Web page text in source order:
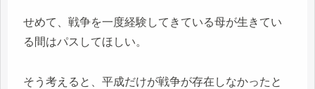
せめて、戦争を一度経験してきている母が生きてい
る間はパスしてほしい。
そう考えると、平成だけが戦争が存在しなかったと